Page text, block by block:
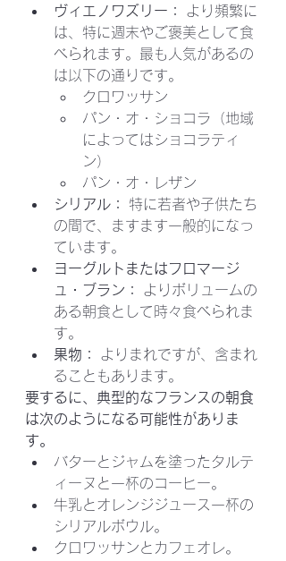
ヴィエノワズリー：
より頻繁に
は、特に週末やご褒美として食
べられます。最も人気があるの
は以下の通りです。
クロワッサン
パン・オ・ショコラ（地域
によってはショコラティ
ン）
パン・オ・レザン
シリアル：
特に若者や子供たち
の間で、ますます一般的になっ
ています。
ヨーグルトまたはフロマージ
ュ・ブラン：
よりボリュームの
ある朝食として時々食べられま
す。
果物：
よりまれですが、含まれ
ることもあります。
要するに、典型的なフランスの朝食
は次のようになる可能性がありま
す。
バターとジャムを塗ったタルテ
ィーヌと一杯のコーヒー。
牛乳とオレンジジュース一杯の
シリアルボウル。
クロワッサンとカフェオレ。